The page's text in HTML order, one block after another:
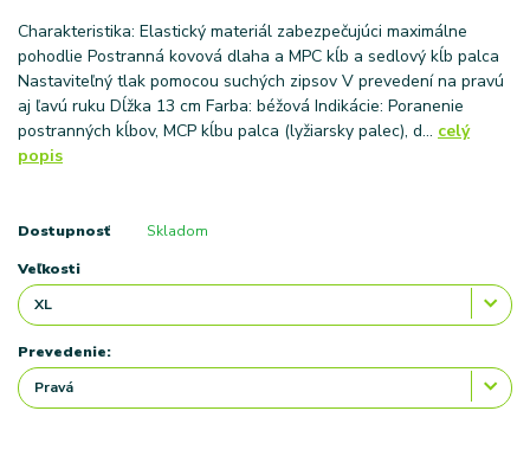
Charakteristika: Elastický materiál zabezpečujúci maximálne
pohodlie Postranná kovová dlaha a MPC kĺb a sedlový kĺb palca
Nastaviteľný tlak pomocou suchých zipsov V prevedení na pravú
aj ľavú ruku Dĺžka 13 cm Farba: béžová Indikácie: Poranenie
postranných kĺbov, MCP kĺbu palca (lyžiarsky palec), d... celý
popis
Dostupnosť Skladom
Veľkosti
Prevedenie: